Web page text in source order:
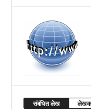
संबंधित लेख लेखक